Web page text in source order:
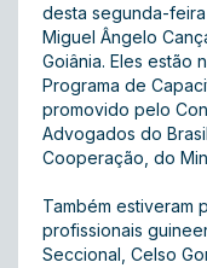
desta segunda-
Miguel Ângelo
Goiânia. Eles estão
Programa de
promovido pelo
Advogados do
Cooperação, do
Também estiveram
profissionais
Seccional, Celso